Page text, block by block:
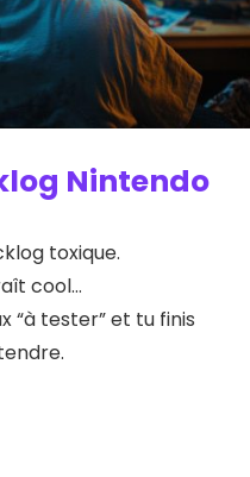
Nintendo
toxique.
cool…
“à tester” et tu finis